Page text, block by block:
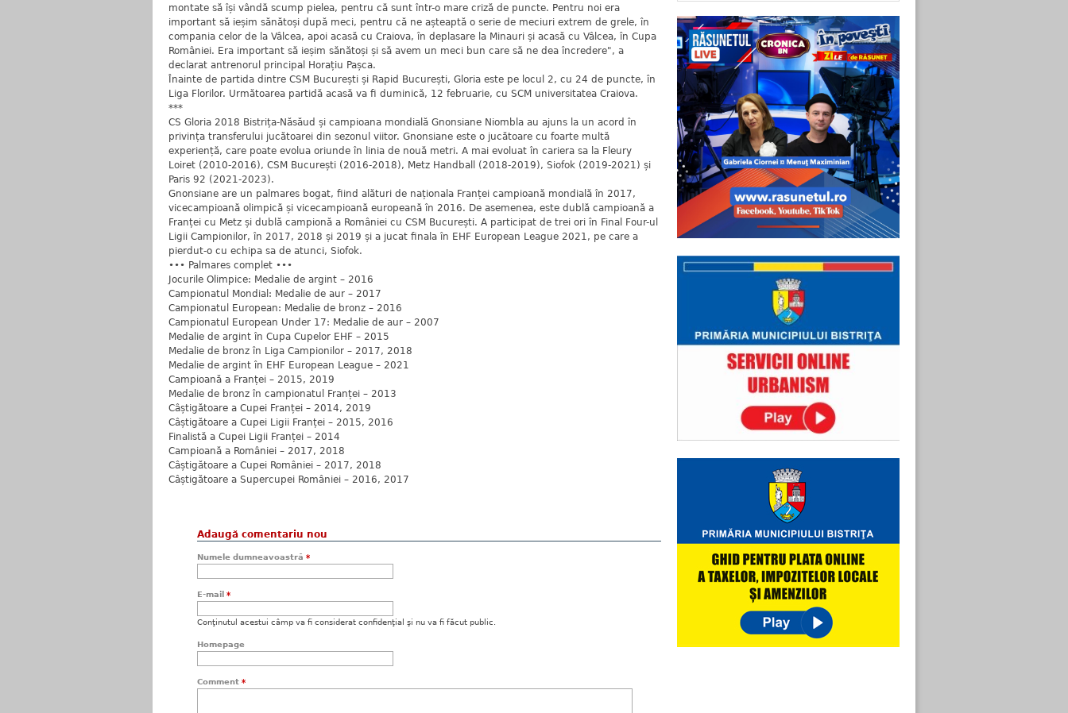
montate să își vândă scump pielea, pentru că sunt într-o mare criză de puncte. Pentru noi era
important să ieșim sănătoși după meci, pentru că ne așteaptă o serie de meciuri extrem de grele, în
compania celor de la Vâlcea, apoi acasă cu Craiova, în deplasare la Minauri și acasă cu Vâlcea, în Cupa
României. Era important să ieșim sănătoși și să avem un meci bun care să ne dea încredere", a
declarat antrenorul principal Horațiu Pașca.
Înainte de partida dintre CSM București și Rapid București, Gloria este pe locul 2, cu 24 de puncte, în
Liga Florilor. Următoarea partidă acasă va fi duminică, 12 februarie, cu SCM universitatea Craiova.
***
CS Gloria 2018 Bistrița-Năsăud și campioana mondială Gnonsiane Niombla au ajuns la un acord în
privința transferului jucătoarei din sezonul viitor. Gnonsiane este o jucătoare cu foarte multă
experiență, care poate evolua oriunde în linia de nouă metri. A mai evoluat în cariera sa la Fleury
Loiret (2010-2016), CSM București (2016-2018), Metz Handball (2018-2019), Siofok (2019-2021) și
Paris 92 (2021-2023).
Gnonsiane are un palmares bogat, fiind alături de naționala Franței campioană mondială în 2017,
vicecampioană olimpică și vicecampioană europeană în 2016. De asemenea, este dublă campioană a
Franței cu Metz și dublă campionă a României cu CSM București. A participat de trei ori în Final Four-ul
Ligii Campionilor, în 2017, 2018 și 2019 și a jucat finala în EHF European League 2021, pe care a
pierdut-o cu echipa sa de atunci, Siofok.
••• Palmares complet •••
Jocurile Olimpice: Medalie de argint – 2016
Campionatul Mondial: Medalie de aur – 2017
Campionatul European: Medalie de bronz – 2016
Campionatul European Under 17: Medalie de aur – 2007
Medalie de argint în Cupa Cupelor EHF – 2015
Medalie de bronz în Liga Campionilor – 2017, 2018
Medalie de argint în EHF European League – 2021
Campioană a Franței – 2015, 2019
Medalie de bronz în campionatul Franței – 2013
Câștigătoare a Cupei Franței – 2014, 2019
Câștigătoare a Cupei Ligii Franței – 2015, 2016
Finalistă a Cupei Ligii Franței – 2014
Campioană a României – 2017, 2018
Câștigătoare a Cupei României – 2017, 2018
Câștigătoare a Supercupei României – 2016, 2017
Adaugă comentariu nou
Numele dumneavoastră *
E-mail *
Conţinutul acestui câmp va fi considerat confidenţial şi nu va fi făcut public.
Homepage
Comment *